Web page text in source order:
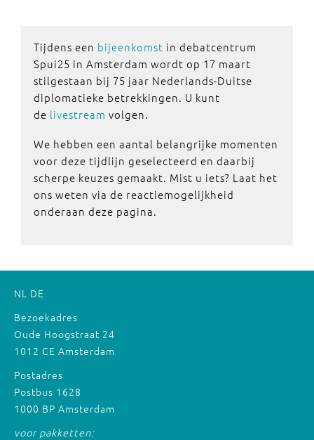
Tijdens een bijeenkomst in debatcentrum
Spui25 in Amsterdam wordt op 17 maart
stilgestaan bij 75 jaar Nederlands-Duitse
diplomatieke betrekkingen. U kunt
de livestream volgen.
We hebben een aantal belangrijke momenten
voor deze tijdlijn geselecteerd en daarbij
scherpe keuzes gemaakt. Mist u iets? Laat het
ons weten via de reactiemogelijkheid
onderaan deze pagina.
NL DE
Bezoekadres
Oude Hoogstraat 24
1012 CE Amsterdam
Postadres
Postbus 1628
1000 BP Amsterdam
voor pakketten: